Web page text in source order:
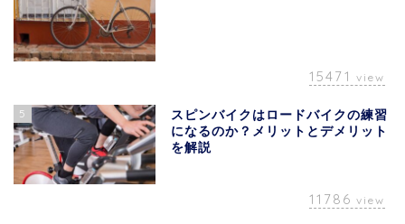
15471 view
5
スピンバイクはロードバイクの練習
になるのか？メリットとデメリット
を解説
11786 view